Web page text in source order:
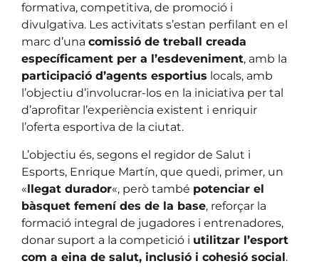
formativa, competitiva, de promoció i
divulgativa. Les activitats s’estan perfilant en el
marc d’una comissió de treball creada
específicament per a l’esdeveniment, amb la
participació d’agents esportius locals, amb
l’objectiu d’involucrar-los en la iniciativa per tal
d’aprofitar l’experiència existent i enriquir
l’oferta esportiva de la ciutat.
L’objectiu és, segons el regidor de Salut i
Esports, Enrique Martín, que quedi, primer, un
«llegat durador«, però també potenciar el
bàsquet femení des de la base, reforçar la
formació integral de jugadores i entrenadores,
donar suport a la competició i utilitzar l’esport
com a eina de salut, inclusió i cohesió social.